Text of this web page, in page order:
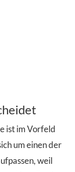
ist im Vorfeld
um einen der
weil